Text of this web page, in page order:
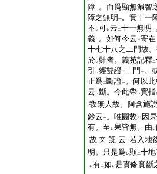
障一。而爲顯無漏智
障之無明 一。實十一
不 レ可レ云 二十一無明 一
義一。如何今云 二寄在
十七十八之二門故
於レ難者。義苑記釋二
引
レ經雙證二二門 一。
正爲二 斷證一。何以
云 レ斷。今此帶レ實指
敎無人故。阿含施
鈔云一。唯圓敎ハ 因
有。至 レ果皆無。由 レ
故 文 旣 云 二若入地
明。只是爲レ顯二十
レ有二如 レ是實修實斷